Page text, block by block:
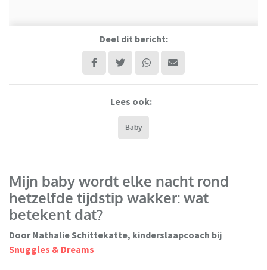
Deel dit bericht:
Lees ook:
Baby
Mijn baby wordt elke nacht rond
hetzelfde tijdstip wakker: wat
betekent dat?
Door Nathalie Schittekatte, kinderslaapcoach bij
Snuggles & Dreams